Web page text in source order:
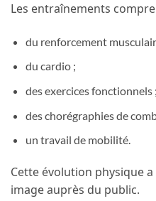
Les entraînements
du renforcement
du cardio ;
des exercices fonctionnels ;
des chorégraphies de
un travail de mobilité.
Cette évolution physique
image auprès du public.